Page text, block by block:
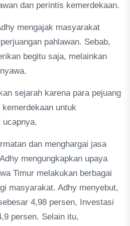
dan perintis kemerdekaan.
mengajak masyarakat
pahlawan. Sebab,
begitu saja, melainkan
sejarah karena para pejuang
untuk
ucapnya.
dan menghargai jasa
mengungkapkan upaya
Timur melakukan berbagai
masyarakat. Adhy menyebut,
4,98 persen, Investasi
persen. Selain itu,